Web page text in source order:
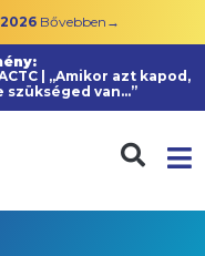
Bővebben→
| „Amikor azt kapod,
szükséged van…”